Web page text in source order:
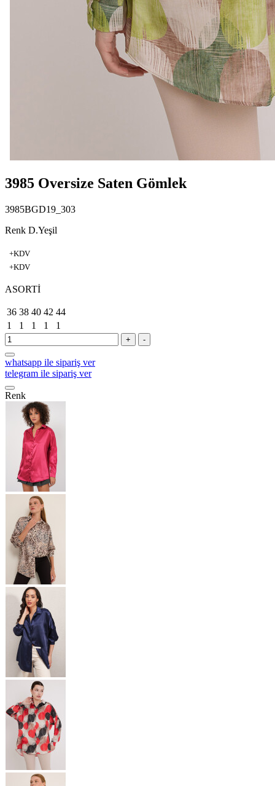
3985 Oversize Saten Gömlek
3985BGD19_303
Renk D.Yeşil
+KDV
+KDV
ASORTİ
36 38 40 42 44
1
1 1 1 1
+ -
whatsapp ile sipariş ver
telegram ile sipariş ver
Renk